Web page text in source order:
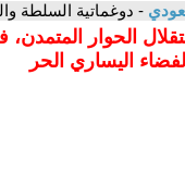
- دوغماتية السلطة
الحوار
اليساري الحر